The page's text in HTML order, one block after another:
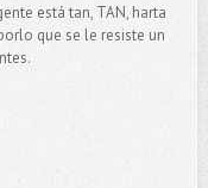
está tan, TAN, harta
que se le resiste un